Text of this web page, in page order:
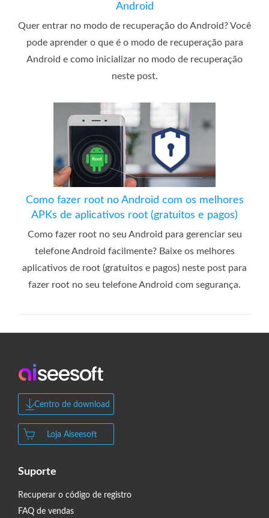
Android
Quer entrar no modo de recuperação do Android? Você
pode aprender o que é o modo de recuperação para
Android e como inicializar no modo de recuperação
neste post.
Como fazer root no Android com os melhores
APKs de aplicativos root (gratuitos e pagos)
Como fazer root no seu Android para gerenciar seu
telefone Android facilmente? Baixe os melhores
aplicativos de root (gratuitos e pagos) neste post para
fazer root no seu telefone Android com segurança.
Centro de download
Loja Aiseesoft
Suporte
Recuperar o código de registro
FAQ de vendas